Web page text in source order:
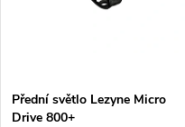
Přední světlo Lezyne Micro
Drive 800+